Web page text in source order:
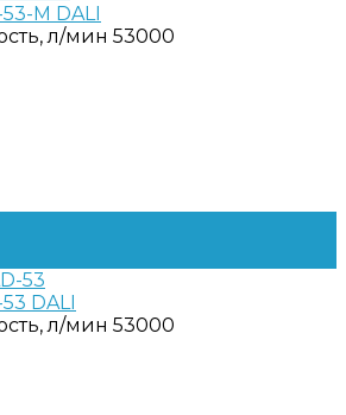
M DALI
л/мин 53000
DALI
л/мин 53000